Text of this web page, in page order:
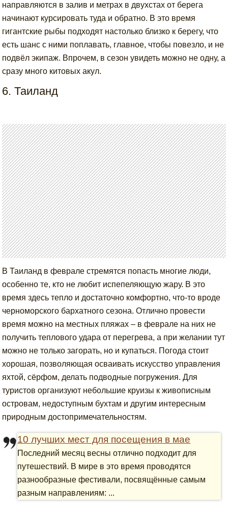
направляются в залив и метрах в двухстах от берега
начинают курсировать туда и обратно. В это время
гигантские рыбы подходят настолько близко к берегу, что
есть шанс с ними поплавать, главное, чтобы повезло, и не
подвёл экипаж. Впрочем, в сезон увидеть можно не одну, а
сразу много китовых акул.
6. Таиланд
В Таиланд в феврале стремятся попасть многие люди,
особенно те, кто не любит испепеляющую жару. В это
время здесь тепло и достаточно комфортно, что-то вроде
черноморского бархатного сезона. Отлично провести
время можно на местных пляжах – в феврале на них не
получить теплового удара от перегрева, а при желании тут
можно не только загорать, но и купаться. Погода стоит
хорошая, позволяющая осваивать искусство управления
яхтой, сёрфом, делать подводные погружения. Для
туристов организуют небольшие круизы к живописным
островам, недоступным бухтам и другим интересным
природным достопримечательностям.
10 лучших мест для посещения в мае
Последний месяц весны отлично подходит для
путешествий. В мире в это время проводятся
разнообразные фестивали, посвящённые самым
разным направлениям: ...